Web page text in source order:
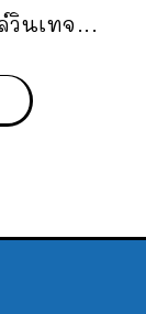
วินเทจ...